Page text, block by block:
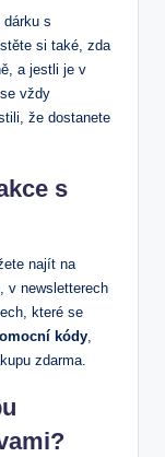
dárku s
si také,​ zda
a jestli ⁣je v
vždy
že dostanete
s
najít na​
v⁤ newsletterech
které se
kódy,
zdarma.